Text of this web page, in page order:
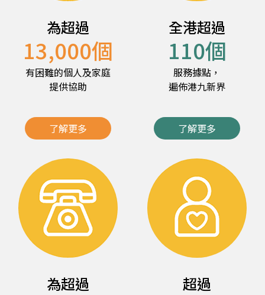
為超過
13,000個
有困難的個人及家庭
提供協助
了解更多
全港超過
110個
服務據點，
遍佈港九新界
了解更多
為超過 超過